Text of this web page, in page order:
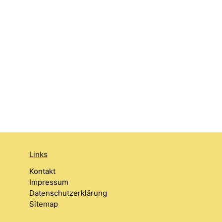
Links
Kontakt
Impressum
Datenschutzerklärung
Sitemap